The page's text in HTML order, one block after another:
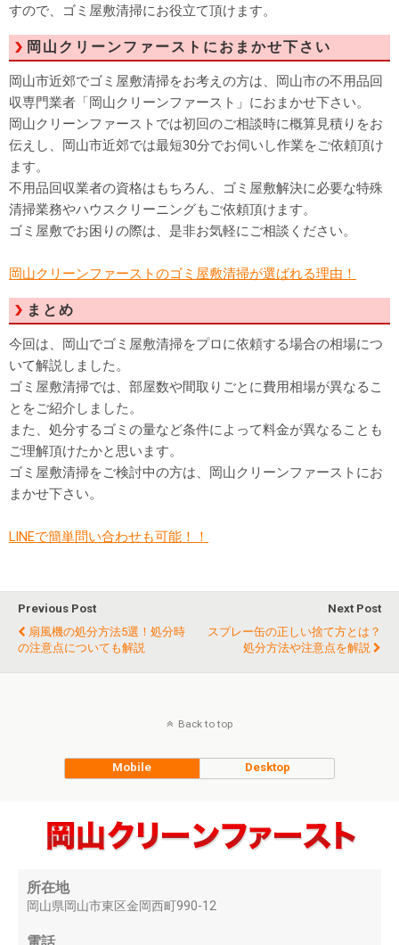
すので、ゴミ屋敷清掃にお役立て頂けます。
岡山クリーンファーストにおまかせ下さい
岡山市近郊でゴミ屋敷清掃をお考えの方は、岡山市の不用品回
収専門業者「岡山クリーンファースト」におまかせ下さい。
岡山クリーンファーストでは初回のご相談時に概算見積りをお
伝えし、岡山市近郊では最短30分でお伺いし作業をご依頼頂け
ます。
不用品回収業者の資格はもちろん、ゴミ屋敷解決に必要な特殊
清掃業務やハウスクリーニングもご依頼頂けます。
ゴミ屋敷でお困りの際は、是非お気軽にご相談ください。
岡山クリーンファーストのゴミ屋敷清掃が選ばれる理由！
まとめ
今回は、岡山でゴミ屋敷清掃をプロに依頼する場合の相場につ
いて解説しました。
ゴミ屋敷清掃では、部屋数や間取りごとに費用相場が異なるこ
とをご紹介しました。
また、処分するゴミの量など条件によって料金が異なることも
ご理解頂けたかと思います。
ゴミ屋敷清掃をご検討中の方は、岡山クリーンファーストにお
まかせ下さい。
LINEで簡単問い合わせも可能！！
Previous Post
扇風機の処分方法5選！処分時
の注意点についても解説
Next Post
スプレー缶の正しい捨て方とは？
処分方法や注意点を解説
Back to top
Mobile Desktop
所在地
岡山県岡山市東区金岡西町990-12